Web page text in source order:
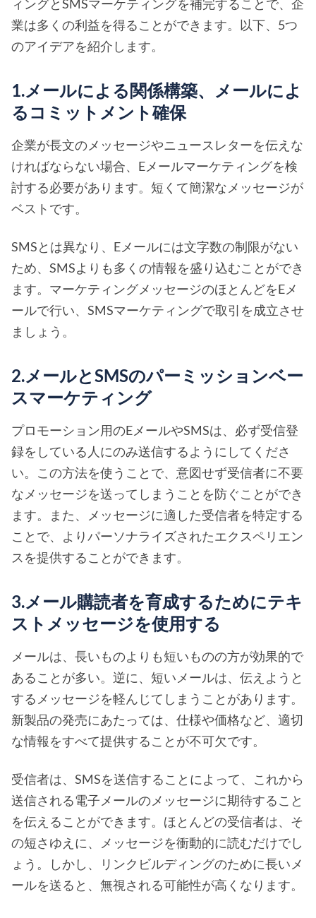
ィングとSMSマーケティングを補完することで、企
業は多くの利益を得ることができます。以下、5つ
のアイデアを紹介します。
1.メールによる関係構築、メールによ
るコミットメント確保
企業が長文のメッセージやニュースレターを伝えな
ければならない場合、Eメールマーケティングを検
討する必要があります。短くて簡潔なメッセージが
ベストです。
SMSとは異なり、Eメールには文字数の制限がない
ため、SMSよりも多くの情報を盛り込むことができ
ます。マーケティングメッセージのほとんどをEメ
ールで行い、SMSマーケティングで取引を成立させ
ましょう。
2.メールとSMSのパーミッションベー
スマーケティング
プロモーション用のEメールやSMSは、必ず受信登
録をしている人にのみ送信するようにしてくださ
い。この方法を使うことで、意図せず受信者に不要
なメッセージを送ってしまうことを防ぐことができ
ます。また、メッセージに適した受信者を特定する
ことで、よりパーソナライズされたエクスペリエン
スを提供することができます。
3.メール購読者を育成するためにテキ
ストメッセージを使用する
メールは、長いものよりも短いものの方が効果的で
あることが多い。逆に、短いメールは、伝えようと
するメッセージを軽んじてしまうことがあります。
新製品の発売にあたっては、仕様や価格など、適切
な情報をすべて提供することが不可欠です。
受信者は、SMSを送信することによって、これから
送信される電子メールのメッセージに期待すること
を伝えることができます。ほとんどの受信者は、そ
の短さゆえに、メッセージを衝動的に読むだけでし
ょう。しかし、リンクビルディングのために長いメ
ールを送ると、無視される可能性が高くなります。